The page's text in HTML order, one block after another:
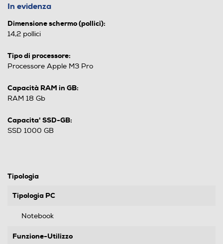
In evidenza
Dimensione schermo (pollici):
14,2 pollici
Tipo di processore:
Processore Apple M3 Pro
Capacità RAM in GB:
RAM 18 Gb
Capacita' SSD-GB:
SSD 1000 GB
Tipologia
Tipologia PC
Notebook
Funzione-Utilizzo